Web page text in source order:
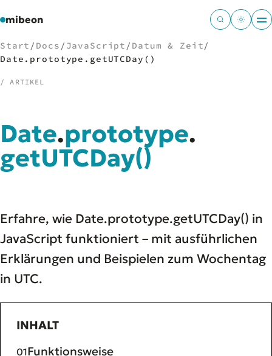
mibeon
01 Start
02MB
03Projekte
06Tools
Welten
Start / Docs / JavaScript / Datum & Zeit/
Date.prototype.getUTCDay()
/ ARTIKEL
Date.prototype.
getUTCDay()
Erfahre, wie Date.prototype.getUTCDay() in
JavaScript funktioniert – mit ausführlichen
Erklärungen und Beispielen zum Wochentag
in UTC.
INHALT
Funktionsweise